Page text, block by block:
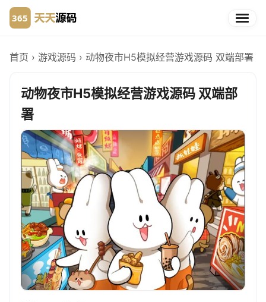
首页 › 游戏源码 › 动物夜市H5模拟经营游戏源码 双端部署
动物夜市H5模拟经营游戏源码 双端部
署